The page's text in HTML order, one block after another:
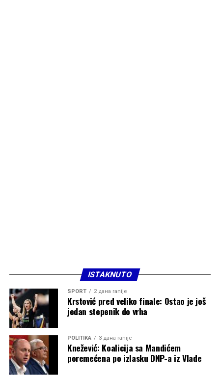
ISTAKNUTO
SPORT 2 дана ranije
Krstović pred veliko finale: Ostao je još
jedan stepenik do vrha
POLITIKA 3 дана ranije
Knežević: Koalicija sa Mandićem
poremećena po izlasku DNP-a iz Vlade